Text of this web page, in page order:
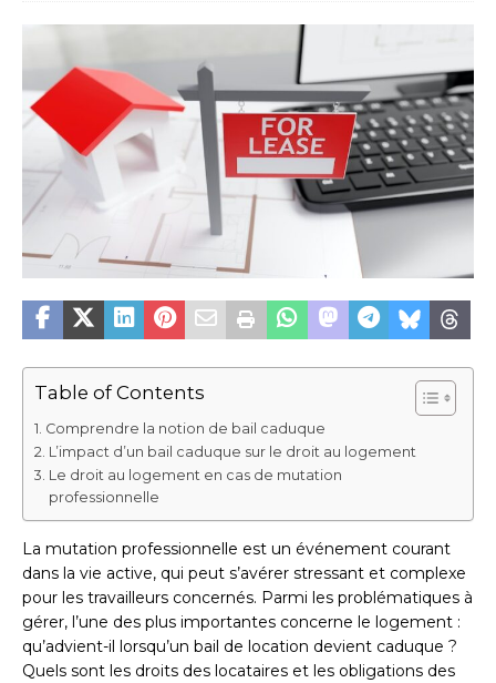
Table of Contents
Comprendre la notion de bail caduque
L’impact d’un bail caduque sur le droit au logement
Le droit au logement en cas de mutation
professionnelle
La mutation professionnelle est un événement courant
dans la vie active, qui peut s’avérer stressant et complexe
pour les travailleurs concernés. Parmi les problématiques à
gérer, l’une des plus importantes concerne le logement :
qu’advient-il lorsqu’un bail de location devient caduque ?
Quels sont les droits des locataires et les obligations des